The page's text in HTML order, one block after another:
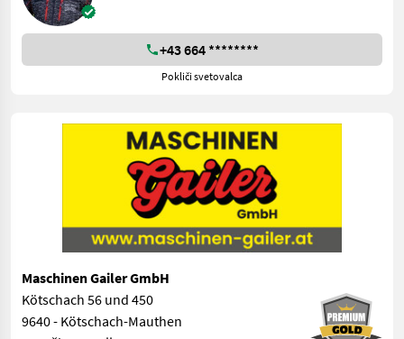
+43 664 ********
Pokliči svetovalca
Maschinen Gailer GmbH
Kötschach 56 und 450
9640 - Kötschach-Mauthen